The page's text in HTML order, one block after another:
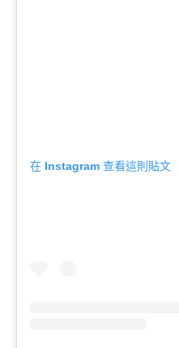
在 Instagram 查看這則貼文